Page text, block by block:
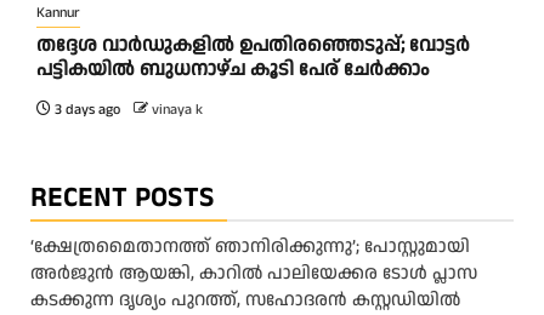
Kannur
തദ്ദേശ വാർഡുകളിൽ ഉപതിരഞ്ഞെടുപ്പ്; വോട്ടർ
പട്ടികയിൽ ബുധനാഴ്ച കൂടി പേര് ചേർക്കാം
3 days ago vinaya k
RECENT POSTS
‘ക്ഷേത്രമൈതാനത്ത് ഞാനിരിക്കുന്നു’; പോസ്റ്റുമായി
അർജുൻ ആയങ്കി, കാറിൽ പാലിയേക്കര ടോൾ പ്ലാസ
കടക്കുന്ന ദൃശ്യം പുറത്ത്, സഹോദരൻ കസ്റ്റഡിയിൽ